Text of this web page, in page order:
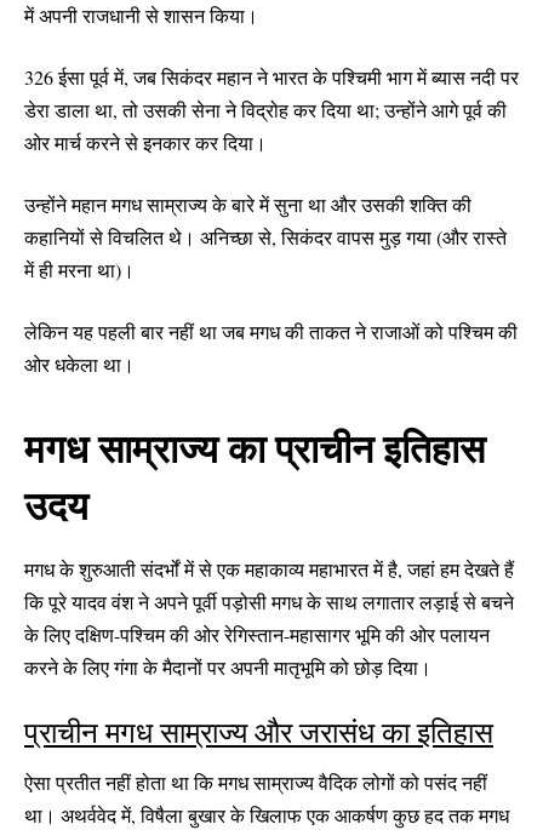
में अपनी राजधानी से शासन किया।
326 ईसा पूर्व में, जब सिकंदर महान ने भारत के पश्चिमी भाग में ब्यास नदी पर
डेरा डाला था, तो उसकी सेना ने विद्रोह कर दिया था; उन्होंने आगे पूर्व की
ओर मार्च करने से इनकार कर दिया।
उन्होंने महान मगध साम्राज्य के बारे में सुना था और उसकी शक्ति की
कहानियों से विचलित थे। अनिच्छा से, सिकंदर वापस मुड़ गया (और रास्ते
में ही मरना था)।
लेकिन यह पहली बार नहीं था जब मगध की ताकत ने राजाओं को पश्चिम की
ओर धकेला था।
मगध साम्राज्य का प्राचीन इतिहास
उदय
मगध के शुरुआती संदर्भों में से एक महाकाव्य महाभारत में है, जहां हम देखते हैं
कि पूरे यादव वंश ने अपने पूर्वी पड़ोसी मगध के साथ लगातार लड़ाई से बचने
के लिए दक्षिण-पश्चिम की ओर रेगिस्तान-महासागर भूमि की ओर पलायन
करने के लिए गंगा के मैदानों पर अपनी मातृभूमि को छोड़ दिया।
प्राचीन मगध साम्राज्य और जरासंध का इतिहास
ऐसा प्रतीत नहीं होता था कि मगध साम्राज्य वैदिक लोगों को पसंद नहीं
था। अथर्ववेद में, विषैला बुखार के खिलाफ एक आकर्षण कुछ हद तक मगध